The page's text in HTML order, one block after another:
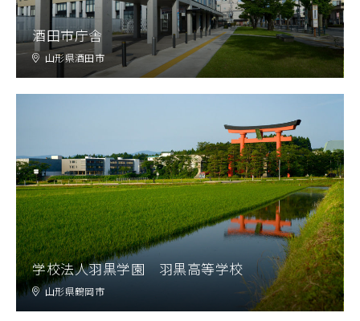
酒田市庁舎
山形県酒田市
学校法人羽黒学園 羽黒高等学校
山形県鶴岡市